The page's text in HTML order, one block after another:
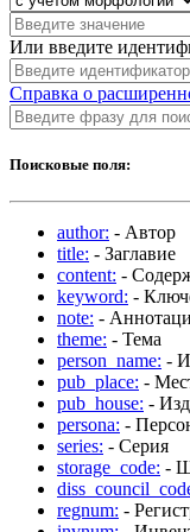
Или введите
Справка о
Поисковые поля:
author: - Автор
title: - Заглавие
content: -
keyword: -
note: -
theme: - Тема
person_name: -
pub_place: -
pub_house: -
persona: -
series: - Серия
storage_code: -
regnum: -